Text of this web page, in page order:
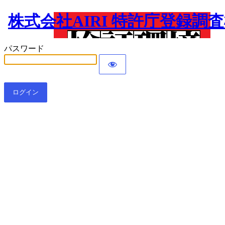
株式会社AIRI 特許庁登録調
パスワード